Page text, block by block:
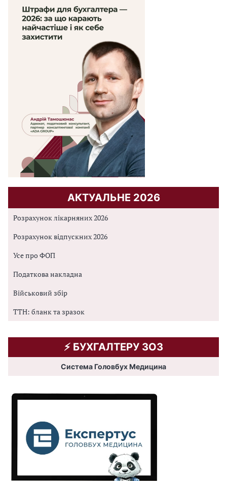
АКТУАЛЬНЕ 2026
Розрахунок лікарняних 2026
Розрахунок відпускних 2026
Усе про ФОП
Податкова накладна
Військовий збір
ТТН: бланк та зразок
⚡️ БУХГАЛТЕРУ ЗОЗ
Система Головбух Медицина